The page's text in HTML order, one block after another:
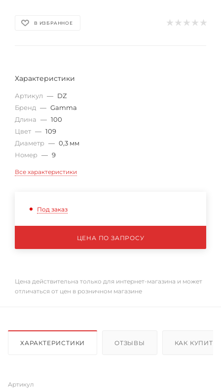
В ИЗБРАННОЕ
Характеристики
Артикул — DZ
Бренд — Gamma
Длина — 100
Цвет — 109
Диаметр — 0,3 мм
Номер — 9
Все характеристики
Под заказ
ЦЕНА ПО ЗАПРОСУ
Цена действительна только для интернет-магазина и может
отличаться от цен в розничном магазине
ХАРАКТЕРИСТИКИ ОТЗЫВЫ КАК КУПИТЬ
Артикул